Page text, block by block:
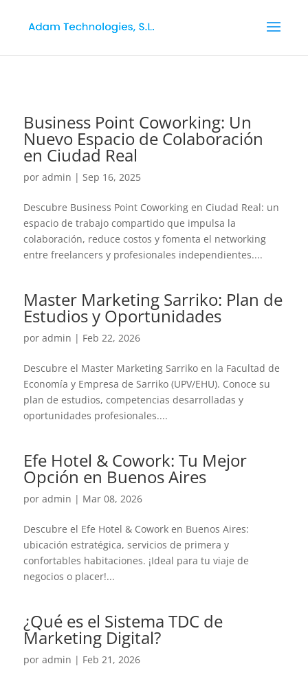
Business Point Coworking: Un
Nuevo Espacio de Colaboración
en Ciudad Real
por admin | Sep 16, 2025
Descubre Business Point Coworking en Ciudad Real: un
espacio de trabajo compartido que impulsa la
colaboración, reduce costos y fomenta el networking
entre freelancers y profesionales independientes....
Master Marketing Sarriko: Plan de
Estudios y Oportunidades
por admin | Feb 22, 2026
Descubre el Master Marketing Sarriko en la Facultad de
Economía y Empresa de Sarriko (UPV/EHU). Conoce su
plan de estudios, competencias desarrolladas y
oportunidades profesionales....
Efe Hotel & Cowork: Tu Mejor
Opción en Buenos Aires
por admin | Mar 08, 2026
Descubre el Efe Hotel & Cowork en Buenos Aires:
ubicación estratégica, servicios de primera y
confortables habitaciones. ¡Ideal para tu viaje de
negocios o placer!...
¿Qué es el Sistema TDC de
Marketing Digital?
por admin | Feb 21, 2026